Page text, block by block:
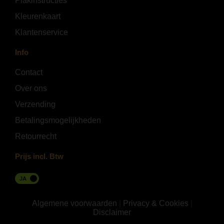
Kleurenkaart
Klantenservice
Info
Contact
Over ons
Verzending
Betalingsmogelijkheden
Retourrecht
Prijs incl. Btw
JA
Algemene voorwaarden Privacy & Cookies
Disclaimer